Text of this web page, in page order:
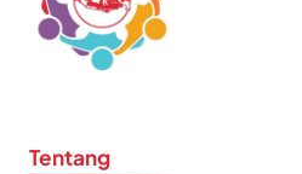
Tentang